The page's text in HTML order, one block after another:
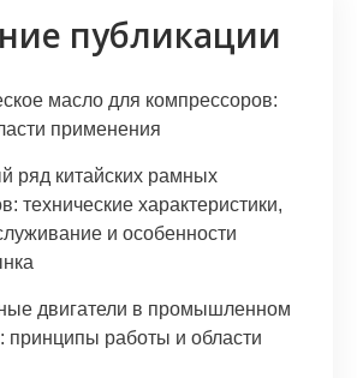
публикации
масло для компрессоров:
применения
ряд китайских рамных
технические характеристики,
и особенности
двигатели в промышленном
принципы работы и области